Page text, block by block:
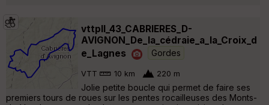
vttpll_43_CABRIERES_D-
AVIGNON_De_la_cédraie_a_la_Croix_d
e_Lagnes
Gordes
VTT 10 km 220 m
Jolie petite boucle qui permet de faire ses
premiers tours de roues sur les pentes rocailleuses des Monts-